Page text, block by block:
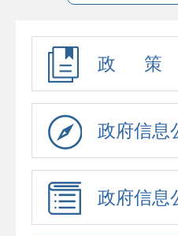
政 策
政府信息
政府信息